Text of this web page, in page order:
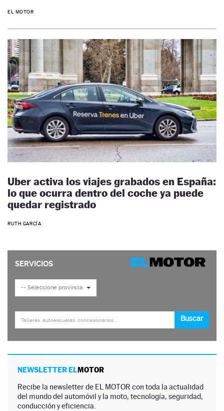
EL MOTOR
Uber activa los viajes grabados en España:
lo que ocurra dentro del coche ya puede
quedar registrado
RUTH GARCÍA
NEWSLETTER ELMOTOR
Recibe la newsletter de EL MOTOR con toda la actualidad
del mundo del automóvil y la moto, tecnología, seguridad,
conducción y eficiencia.